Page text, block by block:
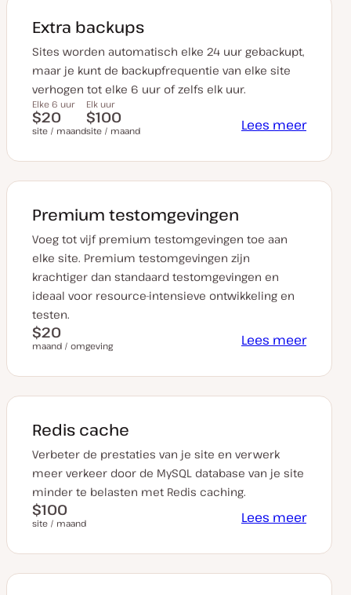
Extra backups
Sites worden automatisch elke 24 uur gebackupt,
maar je kunt de backupfrequentie van elke site
verhogen tot elke 6 uur of zelfs elk uur.
Elke 6 uur
$20
site / maand
Elk uur
$100
site / maand Lees meer
Premium testomgevingen
Voeg tot vijf premium testomgevingen toe aan
elke site. Premium testomgevingen zijn
krachtiger dan standaard testomgevingen en
ideaal voor resource-intensieve ontwikkeling en
testen.
$20
maand / omgeving Lees meer
Redis cache
Verbeter de prestaties van je site en verwerk
meer verkeer door de MySQL database van je site
minder te belasten met Redis caching.
$100
site / maand Lees meer